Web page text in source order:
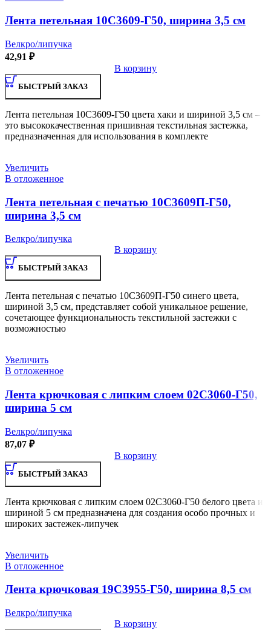
Лента петельная 10С3609-Г50, ширина 3,5 см
Велкро/липучка
42,91 ₽
В корзину
БЫСТРЫЙ ЗАКАЗ
Лента петельная 10С3609-Г50 цвета хаки и шириной 3,5 см –
это высококачественная пришивная текстильная застежка,
предназначенная для использования в комплекте
Увеличить
В отложенное
Лента петельная с печатью 10С3609П-Г50,
ширина 3,5 см
Велкро/липучка
В корзину
БЫСТРЫЙ ЗАКАЗ
Лента петельная с печатью 10С3609П-Г50 синего цвета,
шириной 3,5 см, представляет собой уникальное решение,
сочетающее функциональность текстильной застежки с
возможностью
Увеличить
В отложенное
Лента крючковая с липким слоем 02С3060-Г50,
ширина 5 см
Велкро/липучка
87,07 ₽
В корзину
БЫСТРЫЙ ЗАКАЗ
Лента крючковая с липким слоем 02С3060-Г50 белого цвета и
шириной 5 см предназначена для создания особо прочных и
широких застежек-липучек
Увеличить
В отложенное
Лента крючковая 19С3955-Г50, ширина 8,5 см
Велкро/липучка
В корзину